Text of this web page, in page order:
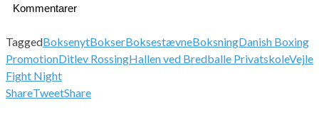
Kommentarer
TaggedBoksenytBokserBoksestævneBoksningDanish Boxing
PromotionDitlev RossingHallen ved Bredballe PrivatskoleVejle
Fight Night
ShareTweetShare